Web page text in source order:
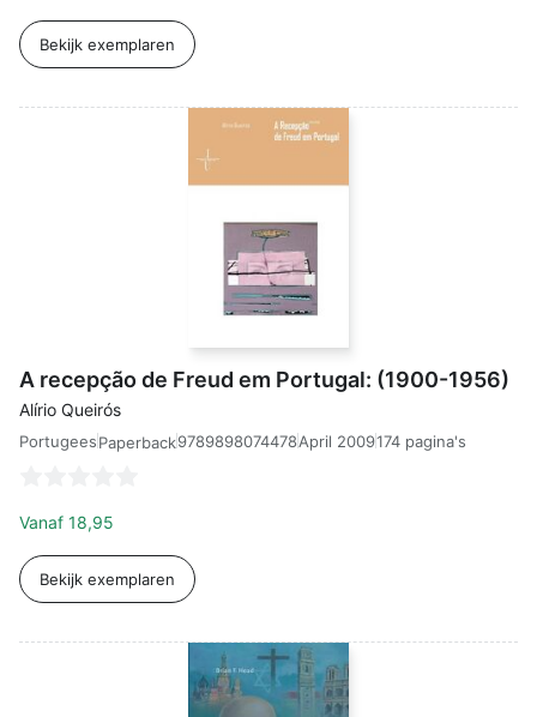
Bekijk exemplaren
A recepção de Freud em Portugal: (1900-1956)
Alírio Queirós
PortugeesPaperback9789898074478April 2009174 pagina's
Vanaf 18,95
Bekijk exemplaren